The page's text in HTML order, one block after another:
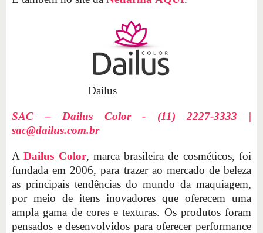
Dailus
SAC – Dailus Color - (11) 2227-3333 |
sac@dailus.com.br
ADailus Color, marca brasileira de cosméticos, foi
fundada em 2006, para trazer ao mercado de beleza
as principais tendências do mundo da maquiagem,
por meio de itens inovadores que oferecem uma
ampla gama de cores e texturas. Os produtos foram
pensados e desenvolvidos para oferecer performance